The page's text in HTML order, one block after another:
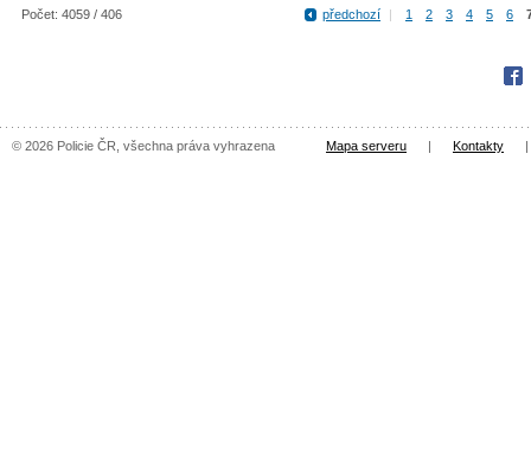
Počet: 4059 / 406 předchozí | 1 2 3 4 5 6
© 2026 Policie ČR, všechna práva vyhrazena Mapa serveru | Kontakty |